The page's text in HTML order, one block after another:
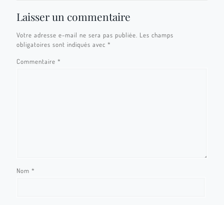
Laisser un commentaire
Votre adresse e-mail ne sera pas publiée. Les champs
obligatoires sont indiqués avec *
Commentaire *
Nom *